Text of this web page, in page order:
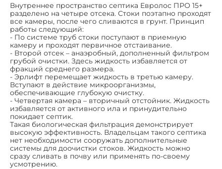
Внутреннее пространство септика Евролос ПРО 15+
разделено на четыре отсека. Стоки поэтапно проходят
все камеры, после чего сливаются в грунт. Принцип
работы следующий:
- По системе труб стоки поступают в приемную
камеру и проходят первичное отстаивание.
- Второй отсек – анаэробный, дополненный фильтром
грубой очистки. Здесь жидкость избавляется от
фракций среднего размера.
- Эрлифт перемещает жидкость в третью камеру.
Вступают в действие микроорганизмы,
обеспечивающие глубокую очистку.
- Четвертая камера – вторичный отстойник. Жидкость
избавляется от активного ила и принудительно
покидает септик.
Такая биологическая фильтрация демонстрирует
высокую эффективность. Владельцам такого септика
нет необходимости сооружать дополнительные
системы для доочистки стоков. Жидкость можно
сразу сливать в почву или применять по-своему
усмотрению.